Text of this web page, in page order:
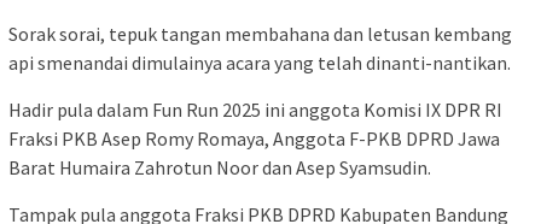
Sorak sorai, tepuk tangan membahana dan letusan kembang
api smenandai dimulainya acara yang telah dinanti-nantikan.
Hadir pula dalam Fun Run 2025 ini anggota Komisi IX DPR RI
Fraksi PKB Asep Romy Romaya, Anggota F-PKB DPRD Jawa
Barat Humaira Zahrotun Noor dan Asep Syamsudin.
Tampak pula anggota Fraksi PKB DPRD Kabupaten Bandung